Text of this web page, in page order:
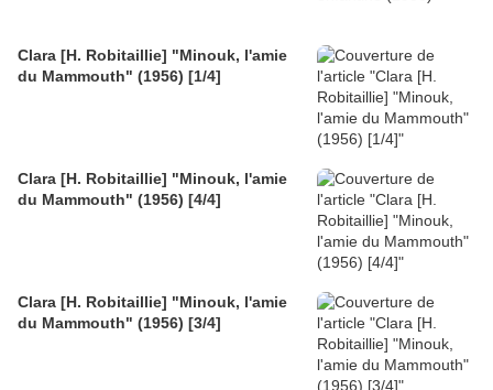
Clara [H. Robitaillie] "Minouk, l'amie
du Mammouth" (1956) [1/4]
Clara [H. Robitaillie] "Minouk, l'amie
du Mammouth" (1956) [4/4]
Clara [H. Robitaillie] "Minouk, l'amie
du Mammouth" (1956) [3/4]